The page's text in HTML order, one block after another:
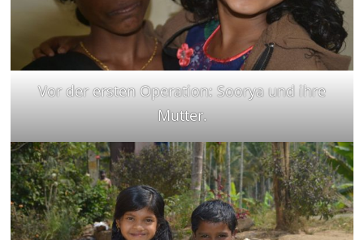
Vor der ersten Operation: Soorya und ihre
Mutter.